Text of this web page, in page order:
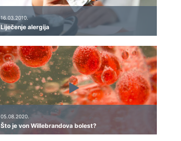
16.03.2010.
Liječenje alergija
05.08.2020.
Što je von Willebrandova bolest?